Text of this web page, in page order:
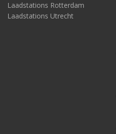
Laadstations Rotterdam
Laadstations Utrecht